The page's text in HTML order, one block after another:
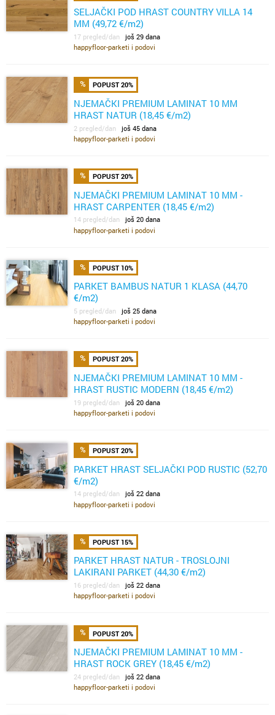
SELJAČKI POD HRAST COUNTRY VILLA 14
MM (49,72 €/m2)
17 pregled/dan još 29 dana
happyfloor-parketi i podovi
POPUST 20%
NJEMAČKI PREMIUM LAMINAT 10 MM
HRAST NATUR (18,45 €/m2)
2 pregled/dan još 45 dana
happyfloor-parketi i podovi
POPUST 20%
NJEMAČKI PREMIUM LAMINAT 10 MM -
HRAST CARPENTER (18,45 €/m2)
14 pregled/dan još 20 dana
happyfloor-parketi i podovi
POPUST 10%
PARKET BAMBUS NATUR 1 KLASA (44,70
€/m2)
5 pregled/dan još 25 dana
happyfloor-parketi i podovi
POPUST 20%
NJEMAČKI PREMIUM LAMINAT 10 MM -
HRAST RUSTIC MODERN (18,45 €/m2)
19 pregled/dan još 20 dana
happyfloor-parketi i podovi
POPUST 20%
PARKET HRAST SELJAČKI POD RUSTIC (52,70
€/m2)
14 pregled/dan još 22 dana
happyfloor-parketi i podovi
POPUST 15%
PARKET HRAST NATUR - TROSLOJNI
LAKIRANI PARKET (44,30 €/m2)
16 pregled/dan još 22 dana
happyfloor-parketi i podovi
POPUST 20%
NJEMAČKI PREMIUM LAMINAT 10 MM -
HRAST ROCK GREY (18,45 €/m2)
24 pregled/dan još 22 dana
happyfloor-parketi i podovi